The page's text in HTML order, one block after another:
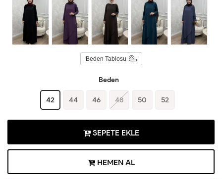
Beden Tablosu
Beden
42 44 46 48 50 52
SEPETE EKLE
HEMEN AL